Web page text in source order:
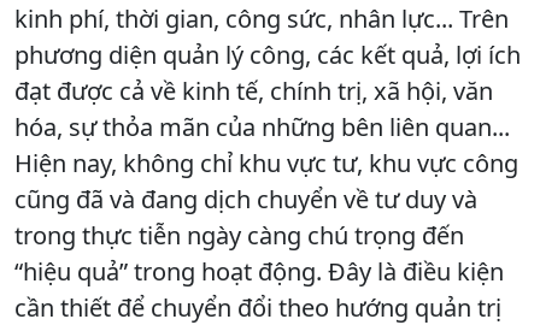
kinh phí, thời gian, công sức, nhân lực... Trên
phương diện quản lý công, các kết quả, lợi ích
đạt được cả về kinh tế, chính trị, xã hội, văn
hóa, sự thỏa mãn của những bên liên quan...
Hiện nay, không chỉ khu vực tư, khu vực công
cũng đã và đang dịch chuyển về tư duy và
trong thực tiễn ngày càng chú trọng đến
“hiệu quả” trong hoạt động. Đây là điều kiện
cần thiết để chuyển đổi theo hướng quản trị